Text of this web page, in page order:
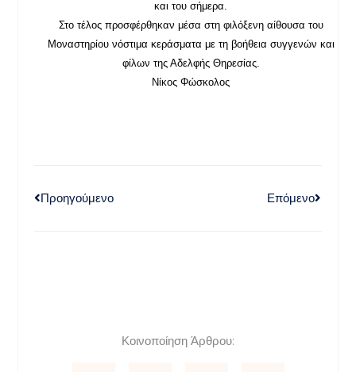
και του σήμερα.
Στο τέλος προσφέρθηκαν μέσα στη φιλόξενη αίθουσα του
Μοναστηρίου νόστιμα κεράσματα με τη βοήθεια συγγενών και
φίλων της Αδελφής Θηρεσίας.
Νίκος Φώσκολος
Προηγούμενο Επόμενο
Κοινοποίηση Άρθρου: